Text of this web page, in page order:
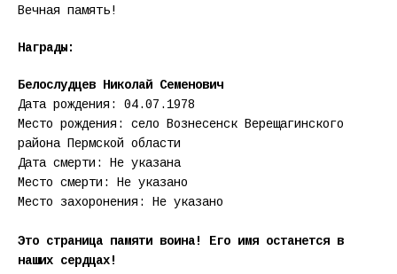
Вечная память!
Награды:
Белослудцев Николай Семенович
Дата рождения: 04.07.1978
Место рождения: село Вознесенск Верещагинского
района Пермской области
Дата смерти: Не указана
Место смерти: Не указано
Место захоронения: Не указано
Это страница памяти воина! Его имя останется в
наших сердцах!